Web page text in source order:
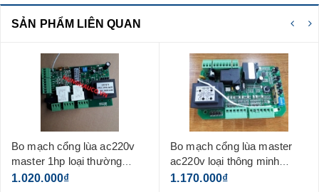
SẢN PHẨM LIÊN QUAN
Bo mạch cổng lùa ac220v
master 1hp loại thường
(không kèm remote)
1.020.000₫
Bo mạch cổng lùa master
ac220v loại thông minh
(không kèm remote)
1.170.000₫